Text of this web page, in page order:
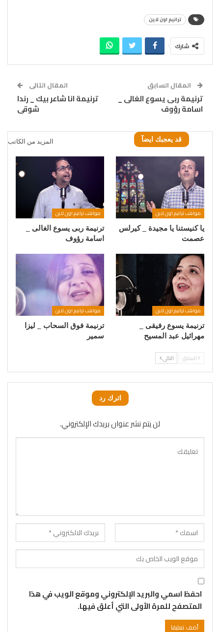
ترانيم اون لاين
شارك
المقال السابق
ترنيمة ربى يسوع الغالى _
اسامة رؤوف
المقال التالى
ترنيمة انا شاعر بيك _ رندا
شوقى
قد يعجبك ايضآ المزيد من الكاتب
مواهب ترانيم اون لاين
يا كنيستنا يا مجيدة _ كيرلس
عصمت
مواهب ترانيم اون لاين
ترنيمة ربى يسوع الغالى _
اسامة رؤوف
مواهب ترانيم اون لاين
ترنيمة يسوع رفيقى _
مهرائيل عبد المسيح
مواهب ترانيم اون لاين
ترنيمة فوق السحاب _ ليزا
سمير
السابق التالي
اترك رد
لن يتم نشر عنوان بريدك الإلكتروني.
احفظ اسمي والبريد الإلكتروني وموقع الويب في هذا
المتصفح للمرة الأولى التي أعلق فيها.